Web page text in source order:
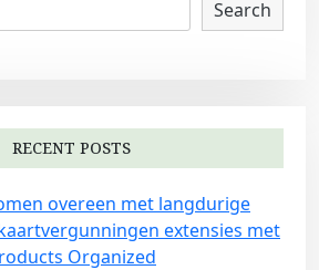
Search
RECENT POSTS
overeen met langdurige
extensies met
Organized